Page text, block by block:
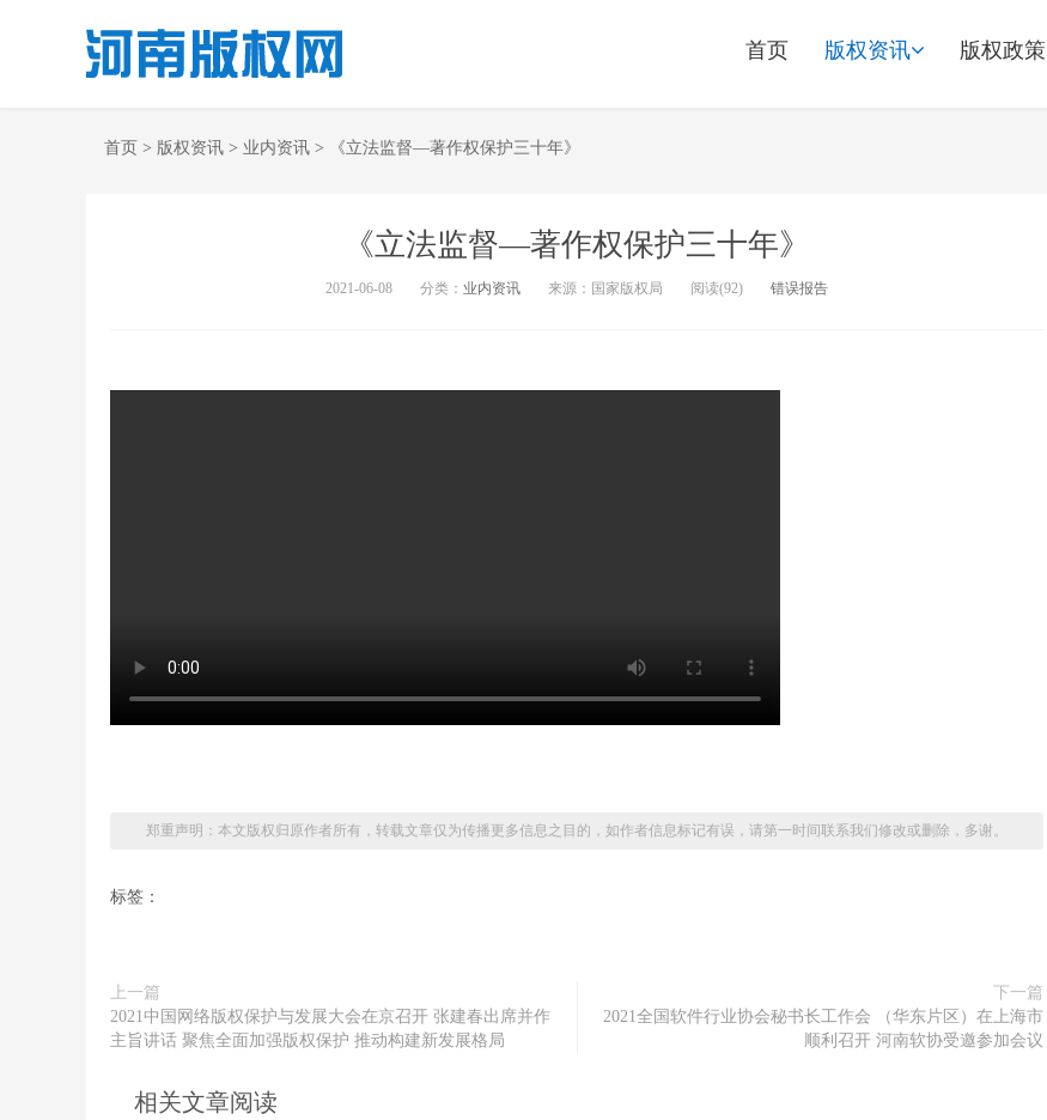
首页 版权资讯 版权政策
首页 > 版权资讯 > 业内资讯 > 《立法监督—著作权保护三十年》
《立法监督—著作权保护三十年》
2021-06-08 分类： 业内资讯 来源：国家版权局 阅读(92) 错误报告
郑重声明：本文版权归原作者所有，转载文章仅为传播更多信息之目的，如作者信息标记有误，请第一时间联系我们修改或删除，多谢。
标签：
上一篇
2021中国网络版权保护与发展大会在京召开 张建春出席并作
主旨讲话 聚焦全面加强版权保护 推动构建新发展格局
下一篇
2021全国软件行业协会秘书长工作会 （华东片区）在上海市
顺利召开 河南软协受邀参加会议
相关文章阅读